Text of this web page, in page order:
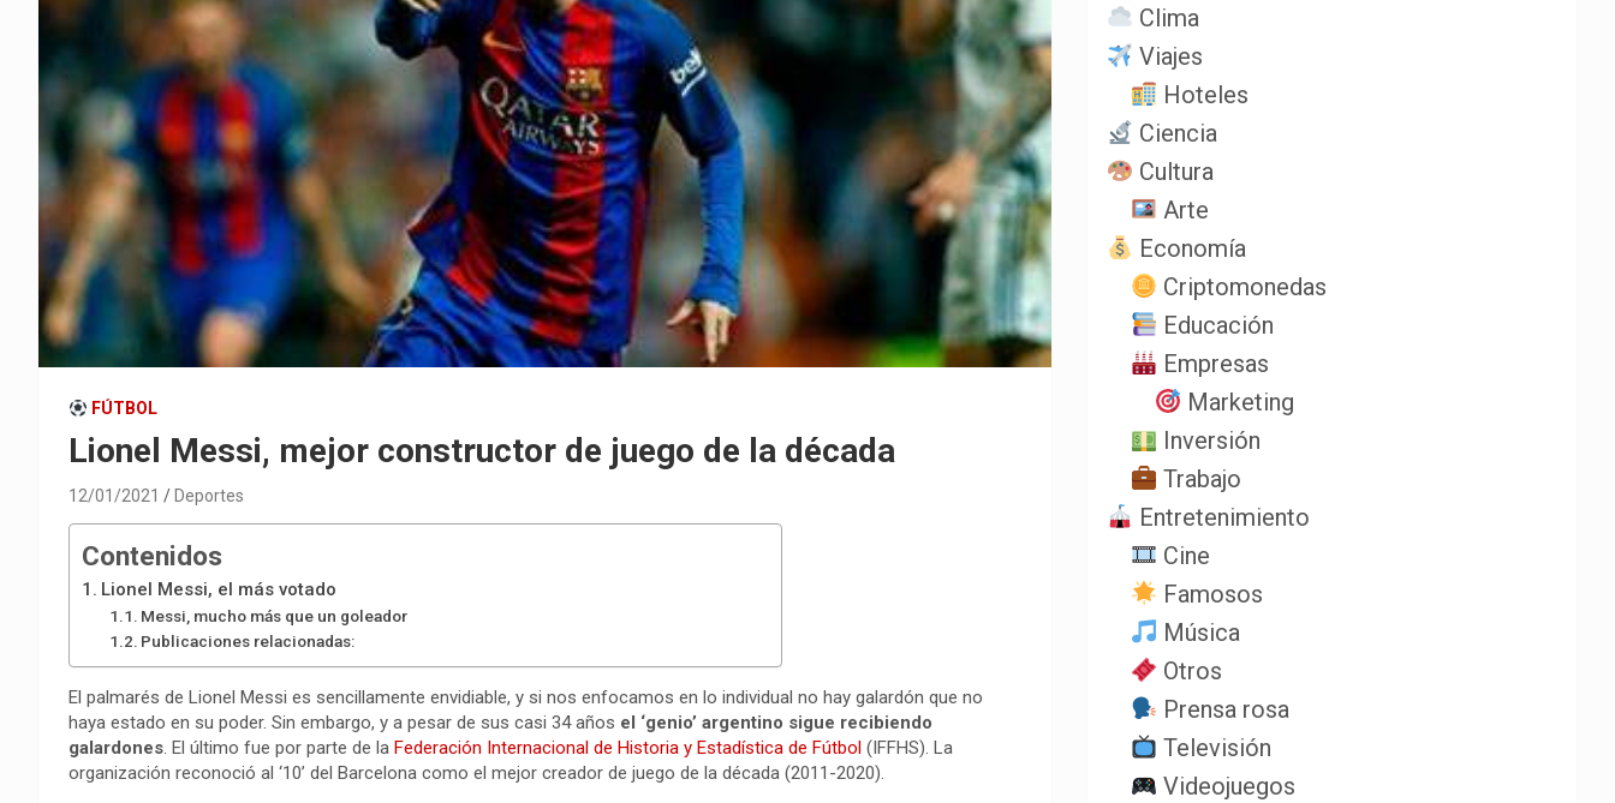
FÚTBOL
Lionel Messi, mejor constructor de juego de la década
12/01/2021 Deportes
Contenidos
Lionel Messi, el más votado
Messi, mucho más que un goleador
Publicaciones relacionadas:
El palmarés de Lionel Messi es sencillamente envidiable, y si nos enfocamos en lo individual no hay galardón que no
haya estado en su poder. Sin embargo, y a pesar de sus casi 34 años el ‘genio’ argentino sigue recibiendo
galardones. El último fue por parte de la Federación Internacional de Historia y Estadística de Fútbol (IFFHS). La
organización reconoció al ‘10’ del Barcelona como el mejor creador de juego de la década (2011-2020).
Clima
Viajes
Hoteles
Ciencia
Cultura
Arte
Economía
Criptomonedas
Educación
Empresas
Marketing
Inversión
Trabajo
Entretenimiento
Cine
Famosos
Música
Otros
Prensa rosa
Televisión
Videojuegos